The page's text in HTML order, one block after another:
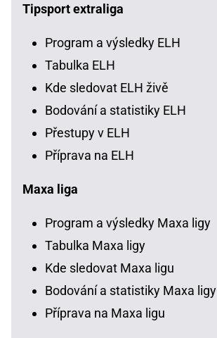
Tipsport extraliga
Program a výsledky ELH
Tabulka ELH
Kde sledovat ELH živě
Bodování a statistiky ELH
Přestupy v ELH
Příprava na ELH
Maxa liga
Program a výsledky Maxa ligy
Tabulka Maxa ligy
Kde sledovat Maxa ligu
Bodování a statistiky Maxa ligy
Příprava na Maxa ligu